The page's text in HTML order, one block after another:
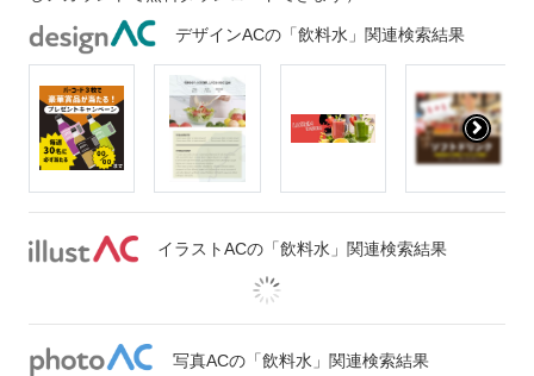
デザインACの「飲料水」関連検索結果
イラストACの「飲料水」関連検索結果
写真ACの「飲料水」関連検索結果